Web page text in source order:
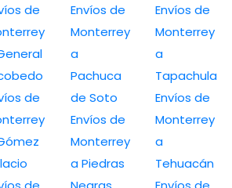
de
de
Envíos de
Monterrey
a
Pachuca
de Soto
Envíos de
Monterrey
a Piedras
Envíos de
Monterrey
a
Tapachula
Envíos de
Monterrey
a
Tehuacán